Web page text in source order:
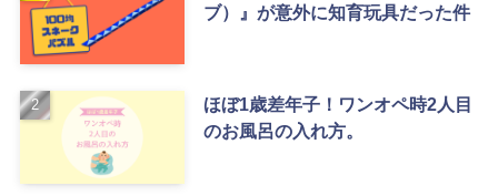
ブ）』が意外に知育玩具だった件
ほぼ1歳差年子！ワンオペ時2人目
のお風呂の入れ方。